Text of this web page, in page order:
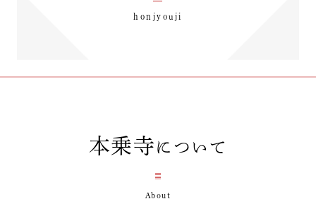
honjyouji
本乗寺 について